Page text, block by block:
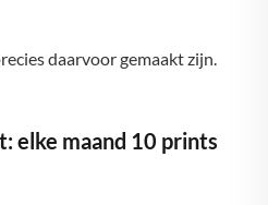
daarvoor gemaakt zijn.
elke maand 10 prints